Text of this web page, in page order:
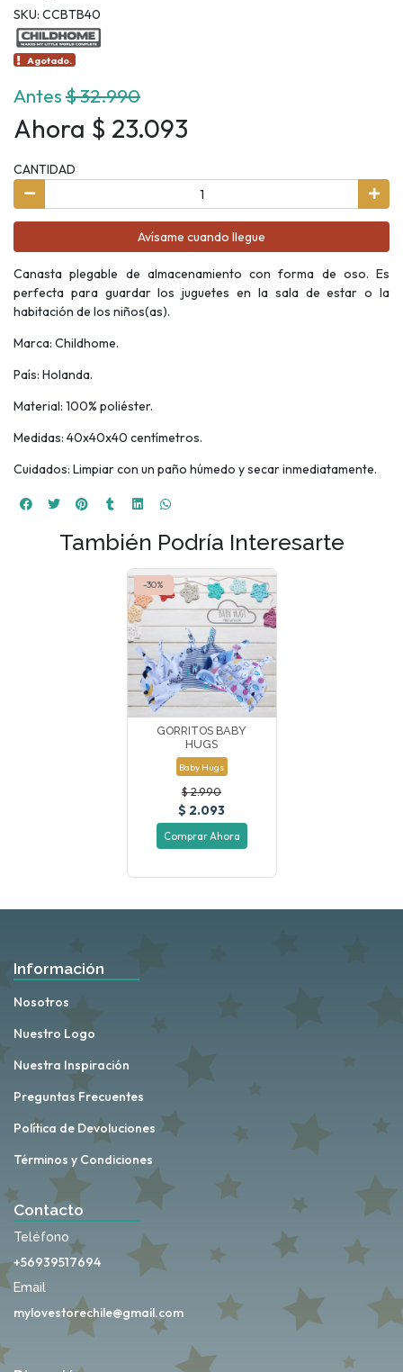
SKU: CCBTB40
Agotado.
Antes$ 32.990
Ahora $ 23.093
CANTIDAD
Avísame cuando llegue
Canasta plegable de almacenamiento con forma de oso. Es
perfecta para guardar los juguetes en la sala de estar o la
habitación de los niños(as).
Marca: Childhome.
País: Holanda.
Material: 100% poliéster.
Medidas: 40x40x40 centímetros.
Cuidados: Limpiar con un paño húmedo y secar inmediatamente.
También Podría Interesarte
-30%
GORRITOS BABY
HUGS
Baby Hugs
$ 2.990
$ 2.093
Comprar Ahora
Información
Nosotros
Nuestro Logo
Nuestra Inspiración
Preguntas Frecuentes
Política de Devoluciones
Términos y Condiciones
Contacto
Teléfono
+56939517694
Email
mylovestorechile@gmail.com